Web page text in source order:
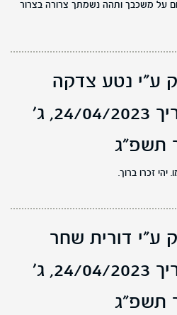
על משכבך ותהה נשמתך צרורה בצרור
ע"י נטע צדקה
2023,
ג'
תשפ"ג
יהי זכרו ברוך.
ע"י דורית שחר
2023,
ג'
תשפ"ג